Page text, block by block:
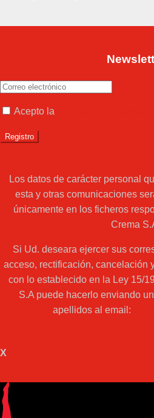
Acepto la
Los datos de carácter personal
esta y otras comunicaciones
únicamente en los ficheros
Crema
Si Ud. deseara ejercer sus
acceso, rectificación, cancelación
con lo establecido en la Ley 15/
S.A puede hacerlo enviando
apellidos al email:
X